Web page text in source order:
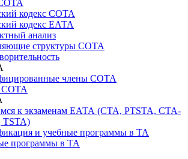
кодекс СОТА
кодекс ЕАТА
анализ
структуры СОТА
члены СОТА
СОТА
к экзаменам ЕАТА (СТА, PTSTA, СТА-
TSTA)
и учебные программы в ТА
программы в ТА